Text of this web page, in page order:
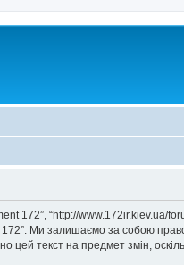
172”, “http://www.172ir.kiev.ua/
Ми залишаємо за собою
текст на предмет змін,